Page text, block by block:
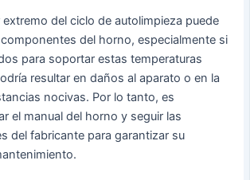
del ciclo de autolimpieza puede
del horno, especialmente si
para soportar estas temperaturas
resultar en daños al aparato o en la
nocivas. Por lo tanto, es
el manual del horno y seguir las
del fabricante para garantizar su